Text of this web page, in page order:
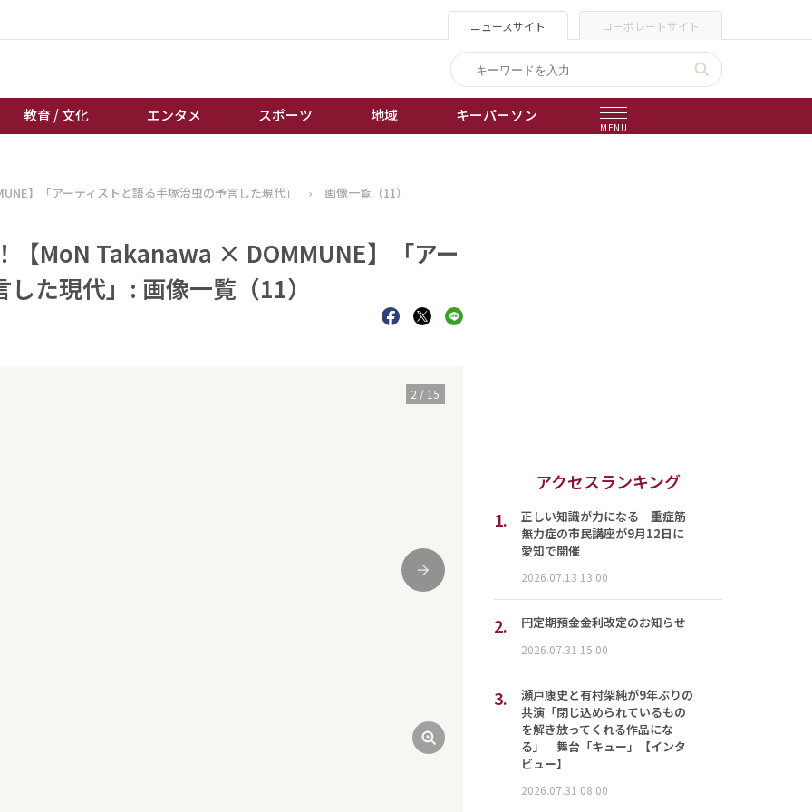
ニュースサイト コーポレートサイト
教育 / 文化 エンタメ スポーツ 地域 キーパーソン
MENU
エンタメ
スポーツ
競輪
ボートレース
】「アーティストと語る手塚治虫の予言した現代」 › 画像一覧（11）
【MoN Takanawa × DOMMUNE】「アー
た現代」: 画像一覧（11）
次
2 / 15
アクセスランキング
1.
正しい知識が力になる 重症筋
無力症の市民講座が9月12日に
愛知で開催
2026.07.13 13:00
2. 円定期預金金利改定のお知らせ
2026.07.31 15:00
3.
瀬戸康史と有村架純が9年ぶりの
共演「閉じ込められているもの
を解き放ってくれる作品にな
る」 舞台「キュー」【インタ
ビュー】
2026.07.31 08:00